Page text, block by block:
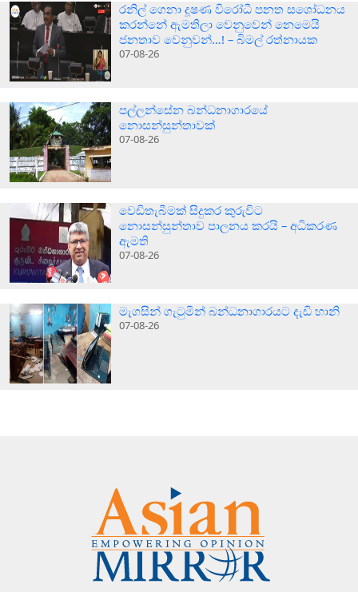
රනිල් ගෙනා දූෂණ විරෝධී පනත සශෝධනය
කරන්නේ ඇමතිලා වෙනුවෙන් නෙමෙයි
ජනතාව වෙනුවන්…! – බිමල් රත්නායක
07-08-26
පල්ලන්සේන බන්ධනාගාරයේ
නොසන්සුන්තාවක්
07-08-26
වෙඩිතැබීමක් සිදුකර කුරුවිට
නොසන්සුන්තාව පාලනය කරයි – අධිකරණ
ඇමති
07-08-26
මැගසින් ගැටුමින් බන්ධනාගාරයට දැඩි හානි
07-08-26